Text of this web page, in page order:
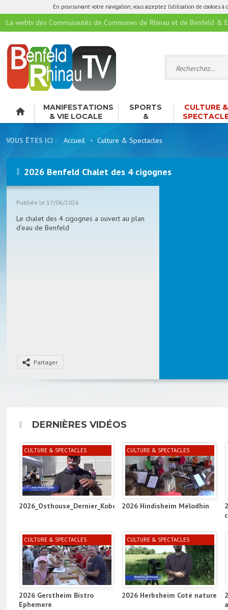
En poursuivant votre navigation, vous acceptez l'utilisation de cookies
La webtv des Communautés de Communes de Rhinau et de Benfeld &
MANIFESTATIONS
& VIE LOCALE
SPORTS
&
LOISIRS
CULTURE &
VOUS ÊTES ICI : Accueil Culture & Spectacles
2026 Benfeld Chalet des 4 cigognes
Publiée le 17/06/2026
Le chalet des 4 cigognes a ouvert au plan
d'eau de Benfeld
Partager
DERNIÈRES VIDÉOS
CULTURE & SPECTACLES
2026_Osthouse_Dernier_Kobold_Project_ill
CULTURE & SPECTACLES
2026 Hindisheim Mélodhin
CULTURE & SPECTACLES
2026 Gerstheim Bistro
Ephemere
CULTURE & SPECTACLES
2026 Herbsheim Coté nature